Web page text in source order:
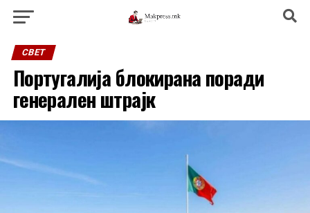
СВЕТ
Португалија блокирана поради
генерален штрајк